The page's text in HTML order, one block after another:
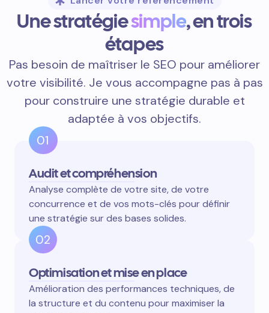
Une stratégiesimple, en trois
étapes
Pas besoin de maîtriser le SEO pour améliorer
votre visibilité. Je vous accompagne pas à pas
pour construire une stratégie durable et
adaptée à vos objectifs.
01
Audit et compréhension
Analyse complète de votre site, de votre
concurrence et de vos mots-clés pour définir
une stratégie sur des bases solides.
02
Optimisation et mise en place
Amélioration des performances techniques, de
la structure et du contenu pour maximiser la